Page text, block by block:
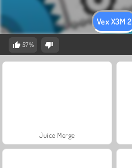
Vex X3M 2
57%
Juice Merge